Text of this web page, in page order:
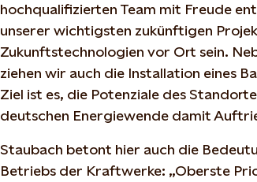
hochqualifizierten Team mit Freude
unserer wichtigsten zukünftigen
Zukunftstechnologien vor Ort sein.
ziehen wir auch die Installation eines
Ziel ist es, die Potenziale des
deutschen Energiewende damit
Staubach betont hier auch die
Betriebs der Kraftwerke: „Oberste